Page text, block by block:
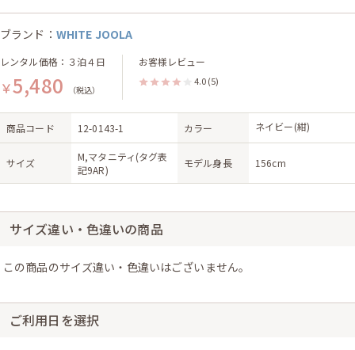
ブランド： WHITE JOOLA
レンタル価格：３泊４日
￥5,480 （税込）
お客様レビュー
4.0 (5)
商品コード 12-0143-1 カラー ネイビー(紺)
サイズ
M,マタニティ(タグ表
記9AR)
モデル身長 156cm
サイズ違い・色違いの商品
この商品のサイズ違い・色違いはございません。
ご利用日を選択